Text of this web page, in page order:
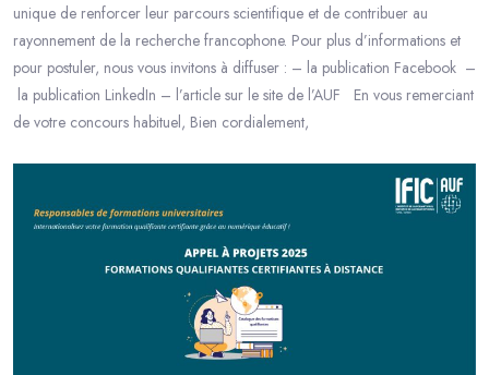
unique de renforcer leur parcours scientifique et de contribuer au
rayonnement de la recherche francophone. Pour plus d’informations et
pour postuler, nous vous invitons à diffuser : – la publication Facebook –
la publication LinkedIn – l’article sur le site de l’AUF En vous remerciant
de votre concours habituel, Bien cordialement,